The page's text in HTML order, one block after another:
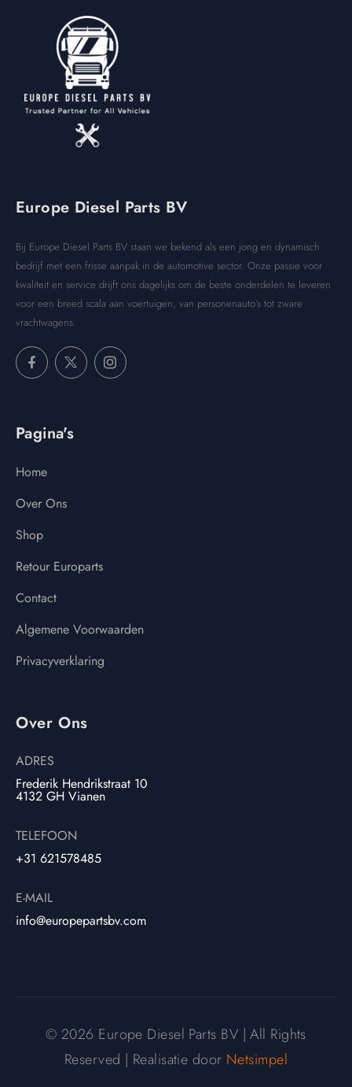
Europe Diesel Parts BV
Bij Europe Diesel Parts BV staan we bekend als een jong en dynamisch
bedrijf met een frisse aanpak in de automotive sector. Onze passie voor
kwaliteit en service drijft ons dagelijks om de beste onderdelen te leveren
voor een breed scala aan voertuigen, van personenauto’s tot zware
vrachtwagens.
Pagina's
Home
Over Ons
Shop
Retour Europarts
Contact
Algemene Voorwaarden
Privacyverklaring
Over Ons
ADRES
Frederik Hendrikstraat 10
4132 GH Vianen
TELEFOON
+31 621578485
E-MAIL
info@europepartsbv.com
© 2026 Europe Diesel Parts BV | All Rights
Reserved | Realisatie door Netsimpel